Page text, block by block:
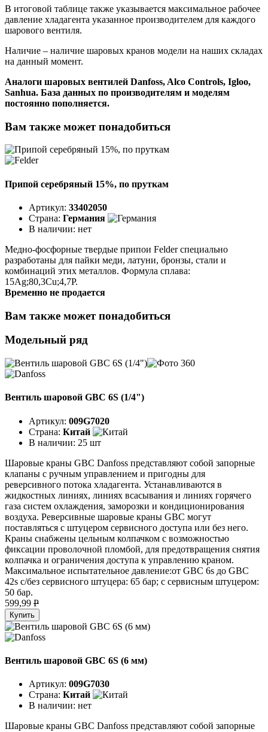
В итоговой таблице также указывается максимальное рабочее
давление хладагента указанное производителем для каждого
шарового вентиля.
Наличие – наличие шаровых кранов модели на наших складах
на данный момент.
Аналоги шаровых вентилей Danfoss, Alco Controls, Igloo,
Sanhua. База данных по производителям и моделям
постоянно пополняется.
Вам также может понадобиться
Припой серебряный 15%, по пруткам
Артикул: 33402050
Страна: Германия
В наличии: нет
Медно-фосфорные твердые припои Felder специально
разработаны для пайки меди, латуни, бронзы, стали и
комбинаций этих металлов. Формула сплава:
15Ag;80,3Cu;4,7P.
Временно не продается
Вам также может понадобиться
Модельный ряд
Вентиль шаровой GBC 6S (1/4")
Артикул: 009G7020
Страна: Китай
В наличии: 25 шт
Шаровые краны GBC Danfoss представляют собой запорные
клапаны с ручным управлением и пригодны для
реверсивного потока хладагента. Устанавливаются в
жидкостных линиях, линиях всасывания и линиях горячего
газа систем охлаждения, заморозки и кондиционирования
воздуха. Реверсивные шаровые краны GBC могут
поставляться с штуцером сервисного доступа или без него.
Краны снабжены цельным колпачком с возможностью
фиксации проволочной пломбой, для предотвращения снятия
колпачка и ограничения доступа к управлению краном.
Максимальное испытательное давление:от GBC 6s до GBC
42s с/без сервисного штуцера: 65 бар; с сервисным штуцером:
50 бар.
599,99 P
Купить
Вентиль шаровой GBC 6S (6 мм)
Артикул: 009G7030
Страна: Китай
В наличии: нет
Шаровые краны GBC Danfoss представляют собой запорные